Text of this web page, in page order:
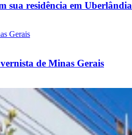
sua residência em Uberlândia
de Minas Gerais